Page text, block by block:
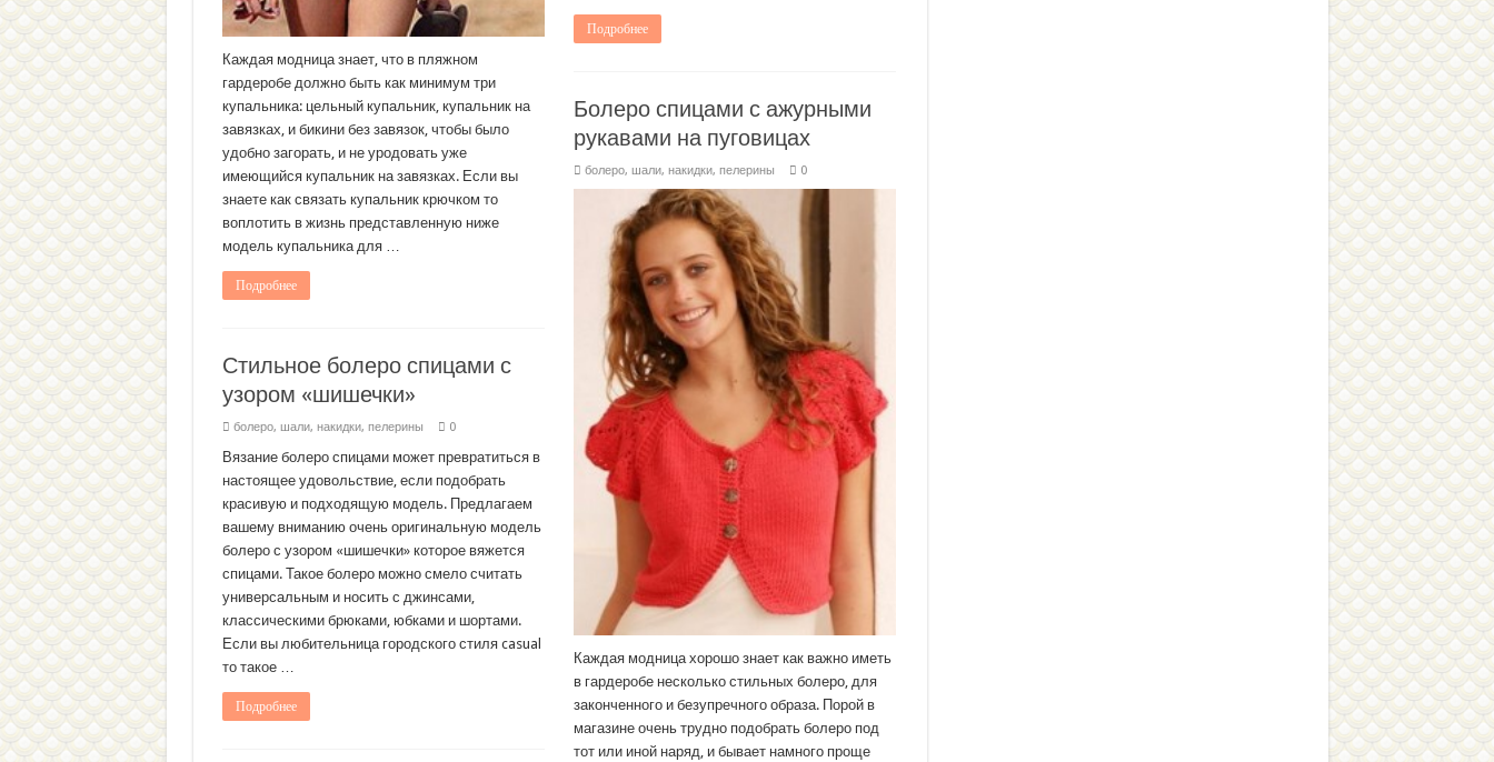
Подробнее
Каждая модница знает, что в пляжном
гардеробе должно быть как минимум три
купальника: цельный купальник, купальник на
завязках, и бикини без завязок, чтобы было
удобно загорать, и не уродовать уже
имеющийся купальник на завязках. Если вы
знаете как связать купальник крючком то
воплотить в жизнь представленную ниже
модель купальника для …
Подробнее
Болеро спицами с ажурными
рукавами на пуговицах
болеро, шали, накидки, пелерины 0
Каждая модница хорошо знает как важно иметь
в гардеробе несколько стильных болеро, для
законченного и безупречного образа. Порой в
магазине очень трудно подобрать болеро под
тот или иной наряд, и бывает намного проще
Стильное болеро спицами с
узором «шишечки»
болеро, шали, накидки, пелерины 0
Вязание болеро спицами может превратиться в
настоящее удовольствие, если подобрать
красивую и подходящую модель. Предлагаем
вашему вниманию очень оригинальную модель
болеро с узором «шишечки» которое вяжется
спицами. Такое болеро можно смело считать
универсальным и носить с джинсами,
классическими брюками, юбками и шортами.
Если вы любительница городского стиля casual
то такое …
Подробнее